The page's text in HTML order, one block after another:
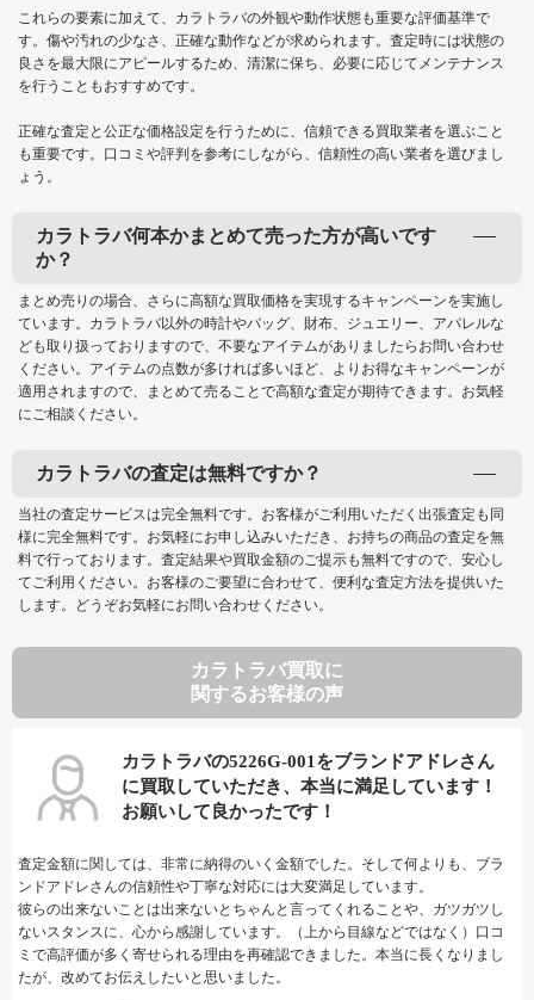
これらの要素に加えて、カラトラバの外観や動作状態も重要な評価基準で
す。傷や汚れの少なさ、正確な動作などが求められます。査定時には状態の
良さを最大限にアピールするため、清潔に保ち、必要に応じてメンテナンス
を行うこともおすすめです。
正確な査定と公正な価格設定を行うために、信頼できる買取業者を選ぶこと
も重要です。口コミや評判を参考にしながら、信頼性の高い業者を選びまし
ょう。
カラトラバ何本かまとめて売った方が高いです
か？
まとめ売りの場合、さらに高額な買取価格を実現するキャンペーンを実施し
ています。カラトラバ以外の時計やバッグ、財布、ジュエリー、アパレルな
ども取り扱っておりますので、不要なアイテムがありましたらお問い合わせ
ください。アイテムの点数が多ければ多いほど、よりお得なキャンペーンが
適用されますので、まとめて売ることで高額な査定が期待できます。お気軽
にご相談ください。
カラトラバの査定は無料ですか？
当社の査定サービスは完全無料です。お客様がご利用いただく出張査定も同
様に完全無料です。お気軽にお申し込みいただき、お持ちの商品の査定を無
料で行っております。査定結果や買取金額のご提示も無料ですので、安心し
てご利用ください。お客様のご要望に合わせて、便利な査定方法を提供いた
します。どうぞお気軽にお問い合わせください。
カラトラバ買取に
関するお客様の声
カラトラバの5226G-001をブランドアドレさん
に買取していただき、本当に満足しています！
お願いして良かったです！
査定金額に関しては、非常に納得のいく金額でした。そして何よりも、ブラ
ンドアドレさんの信頼性や丁寧な対応には大変満足しています。
彼らの出来ないことは出来ないとちゃんと言ってくれることや、ガツガツし
ないスタンスに、心から感謝しています。（上から目線などではなく）口コ
ミで高評価が多く寄せられる理由を再確認できました。本当に長くなりまし
たが、改めてお伝えしたいと思いました。